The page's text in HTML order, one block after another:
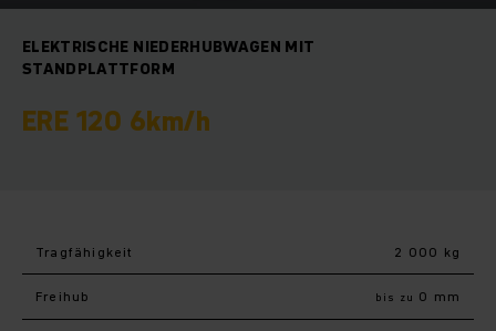
ELEKTRISCHE NIEDERHUBWAGEN MIT
STANDPLATTFORM
ERE 120 6km/h
Tragfähigkeit 2 000 kg
Freihub bis zu 0 mm